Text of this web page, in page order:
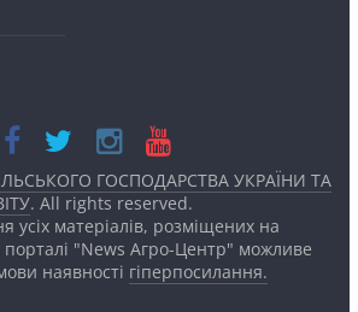
ГОСПОДАРСТВА УКРАЇНИ ТА
. All rights reserved.
усіх матеріалів, розміщених на
"News Агро-Центр" можливе
наявності гіперпосилання.